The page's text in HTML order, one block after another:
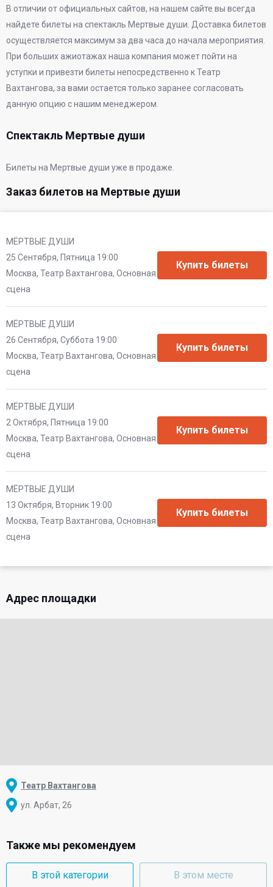
В отличии от официальных сайтов, на нашем сайте вы всегда
найдете билеты на спектакль Мертвые души. Доставка билетов
осуществляется максимум за два часа до начала мероприятия.
При больших ажиотажах наша компания может пойти на
уступки и привезти билеты непосредственно кТеатр
Вахтангова, за вами остается только заранее согласовать
данную опцию с нашим менеджером.
Спектакль Мертвые души
Билеты на Мертвые души уже в продаже.
Заказ билетов на Мертвые души
МЁРТВЫЕ ДУШИ
25 Сентября, Пятница 19:00
Москва, Театр Вахтангова, Основная
сцена
МЁРТВЫЕ ДУШИ
26 Сентября, Суббота 19:00
Москва, Театр Вахтангова, Основная
сцена
МЁРТВЫЕ ДУШИ
2 Октября, Пятница 19:00
Москва, Театр Вахтангова, Основная
сцена
МЁРТВЫЕ ДУШИ
13 Октября, Вторник 19:00
Москва, Театр Вахтангова, Основная
сцена
Адрес площадки
Театр Вахтангова
ул. Арбат, 26
Также мы рекомендуем
В этой категории В этом месте